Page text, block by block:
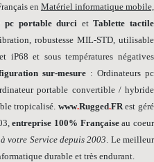
en Matériel informatique mobile,
pc portable durci etTablette tactile
robustesse MIL-STD, utilisable
et sous températures négatives
sur-mesure : Ordinateurs pc
portable convertible / hybride
tropicalisé. www.Rugged.FR est géré
entreprise 100% Françaiseau coeur
à votre Service depuis 2003 . Le meilleur
durable et très endurant.